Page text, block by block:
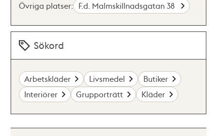
Övriga platser: F.d. Malmskillnadsgatan 38
Sökord
Arbetskläder Livsmedel
Butiker
Interiörer
Grupporträtt Kläder